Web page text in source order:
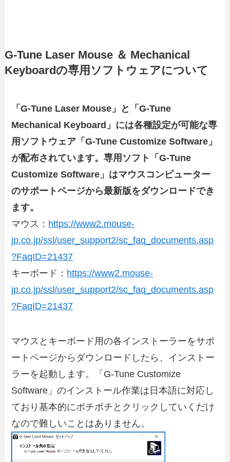
G-Tune Laser Mouse ＆ Mechanical
Keyboardの専用ソフトウェアについて
「G-Tune Laser Mouse」と「G-Tune
Mechanical Keyboard」には各種設定が可能な専
用ソフトウェア「G-Tune Customize Software」
が配布されています。専用ソフト
「G-Tune
Customize Software」 はマウスコンピューター
のサポートページから最新版をダウンロードでき
ます。
マウス： https://www2.mouse-
jp.co.jp/ssl/user_support2/sc_faq_documents.asp
?FaqID=21437
キーボード： https://www2.mouse-
jp.co.jp/ssl/user_support2/sc_faq_documents.asp
?FaqID=21437
マウスとキーボード用の各インストーラーをサポ
ートページからダウンロードしたら、インストー
ラーを起動します。「G-Tune Customize
Software」のインストール作業は日本語に対応し
ており基本的にポチポチとクリックしていくだけ
なので難しいことはありません。